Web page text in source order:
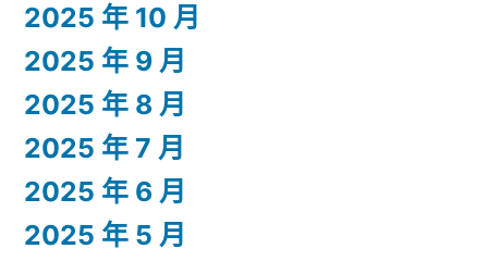
2025 年 10 月
2025 年 9 月
2025 年 8 月
2025 年 7 月
2025 年 6 月
2025 年 5 月